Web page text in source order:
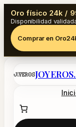
Oro físico 24k /
Disponibilidad
Comprar en
Saltar